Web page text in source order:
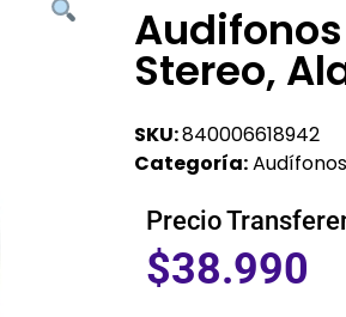
Audifonos
Stereo,
SKU:840006618942
Categoría:
Precio
$38.990